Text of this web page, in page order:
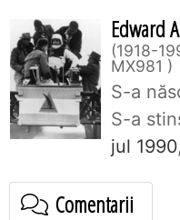
Edward
1918-
MX981
S-a
S-a
jul 1990
Comentarii